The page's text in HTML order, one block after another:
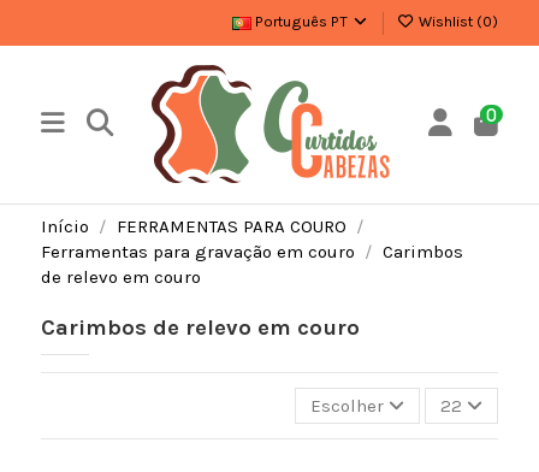
Português PT Wishlist (0)
0
Início
FERRAMENTAS PARA COURO
Ferramentas para gravação em couro
Carimbos
de relevo em couro
Carimbos de relevo em couro
Escolher 22